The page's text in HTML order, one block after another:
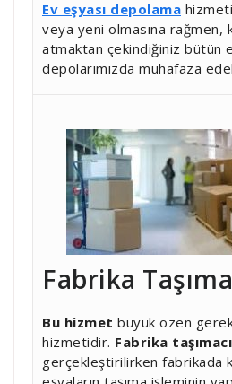
Ev eşyası depolama
veya yeni olmasına rağmen,
atmaktan çekindiğiniz bütün
depolarımızda muhafaza
Fabrika Taşıma
Bu hizmet büyük özen
hizmetidir. Fabrika
gerçekleştirilirken fabrikada